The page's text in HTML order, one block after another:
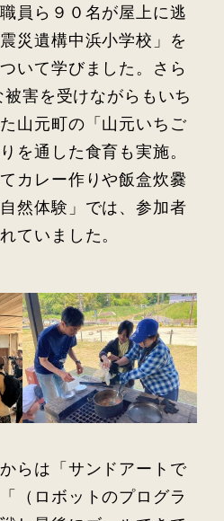
員ら９０名が屋上に逃
災遺構中浜小学校」を
いて学びました。さら
害を受けながらもいち
山元町の「山元いちご
を通した食育も実施。
カレー作りや飯盒炊爨
然体験」では、参加者
ていました。
らは「サンドアートで
（ロボットのプログラ